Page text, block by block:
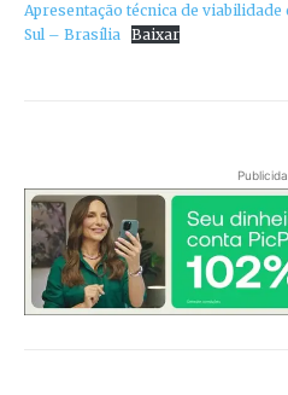
Apresentação técnica de
Sul – Brasília Baixar